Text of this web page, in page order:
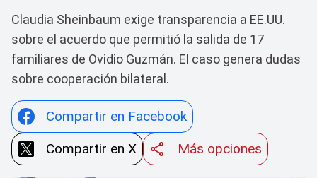
Claudia Sheinbaum exige transparencia a EE.UU.
sobre el acuerdo que permitió la salida de 17
familiares de Ovidio Guzmán. El caso genera dudas
sobre cooperación bilateral.
Compartir en Facebook
Compartir en X
Más opciones